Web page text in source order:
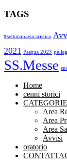
TAGS
#settimanaeucaristica
2021 Pasqua 2023
SS.Messe
Home
cenni storici
CATEGORIE
Area
Area
Area
Avvisi
oratorio